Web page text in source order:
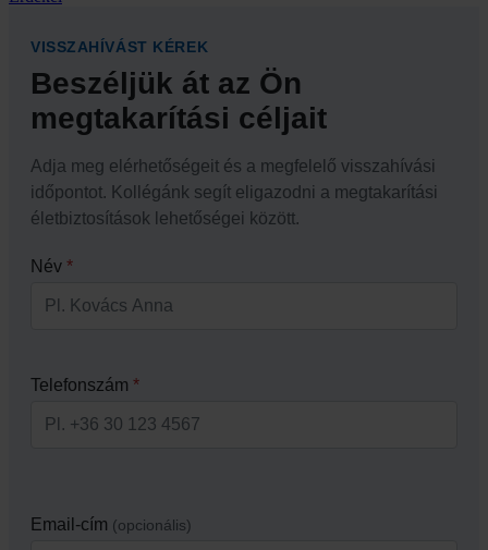
VISSZAHÍVÁST KÉREK
Beszéljük át az Ön
megtakarítási céljait
Adja meg elérhetőségeit és a megfelelő visszahívási
időpontot. Kollégánk segít eligazodni a megtakarítási
életbiztosítások lehetőségei között.
Név *
Telefonszám *
Email-cím (opcionális)